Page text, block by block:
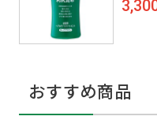
おすすめ商品